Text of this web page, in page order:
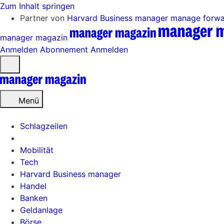
Zum Inhalt springen
Partner von Harvard Business manager manage
manager magazin
Anmelden Abonnement Anmelden
öffnen
Menü
Schlagzeilen
Mobilität
Tech
Harvard Business manager
Handel
Banken
Geldanlage
Börse